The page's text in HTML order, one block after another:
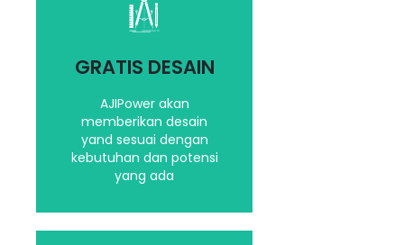
GRATIS DESAIN
AJIPower akan
memberikan desain
yand sesuai dengan
kebutuhan dan potensi
yang ada
Dengan Software,
dan canggih kami akan
berikan ilustrasi desain
yang terbaik
Hubungi kami